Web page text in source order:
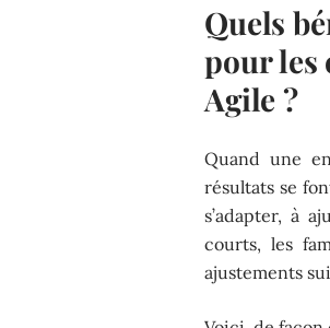
Quels
pour les
Agile ?
Quand une
résultats se
s’adapter, à
courts, les
ajustements